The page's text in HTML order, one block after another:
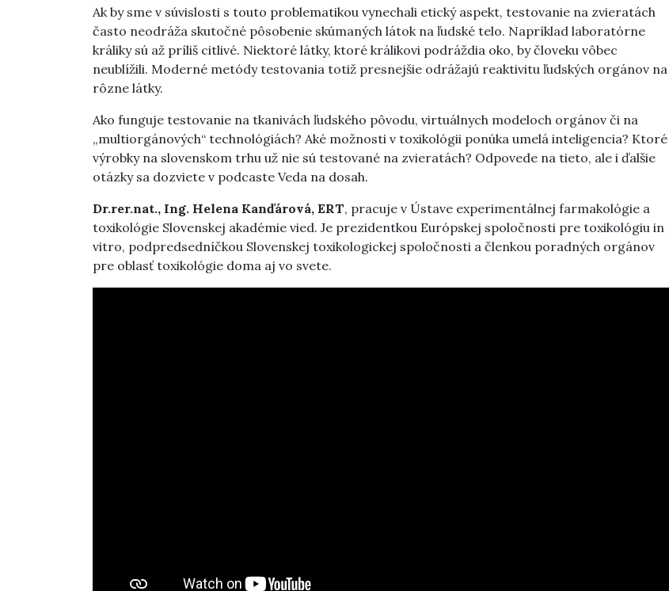
Ak by sme v súvislosti s touto problematikou vynechali etický aspekt, testovanie na zvieratách
často neodráža skutočné pôsobenie skúmaných látok na ľudské telo. Napríklad laboratórne
králiky sú až príliš citlivé. Niektoré látky, ktoré králikovi podráždia oko, by človeku vôbec
neublížili. Moderné metódy testovania totiž presnejšie odrážajú reaktivitu ľudských orgánov na
rôzne látky.
Ako funguje testovanie na tkanivách ľudského pôvodu, virtuálnych modeloch orgánov či na
„multiorgánových“ technológiách? Aké možnosti v toxikológii ponúka umelá inteligencia? Ktoré
výrobky na slovenskom trhu už nie sú testované na zvieratách? Odpovede na tieto, ale i ďalšie
otázky sa dozviete v podcaste Veda na dosah.
Dr.rer.nat., Ing. Helena Kanďárová, ERT, pracuje v Ústave experimentálnej farmakológie a
toxikológie Slovenskej akadémie vied. Je prezidentkou Európskej spoločnosti pre toxikológiu in
vitro, podpredsedníčkou Slovenskej toxikologickej spoločnosti a členkou poradných orgánov
pre oblasť toxikológie doma aj vo svete.